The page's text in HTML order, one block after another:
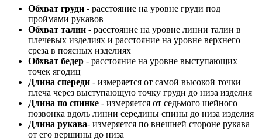
Обхват груди - расстояние на уровне груди под
проймами рукавов
Обхват талии - расстояние на уровне линии талии в
плечевых изделиях и расстояние на уровне верхнего
среза в поясных изделиях
Обхват бедер - расстояние на уровне выступающих
точек ягодиц
Длина спереди - измеряется от самой высокой точки
плеча через выступающую точку груди до низа изделия
Длина по спинке - измеряется от седьмого шейного
позвонка вдоль линии середины спины до низа изделия
Длина рукава- измеряется по внешней стороне рукава
от его вершины до низа